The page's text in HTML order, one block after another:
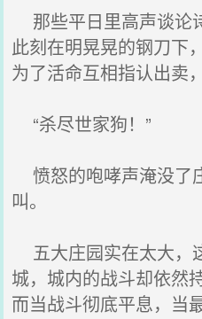
那些平日里高声谈论
此刻在明晃晃的钢刀下
为了活命互相指认出卖
“杀尽世家狗！”
愤怒的咆哮声淹没了
叫。
五大庄园实在太大，
城，城内的战斗却依然
而当战斗彻底平息，当